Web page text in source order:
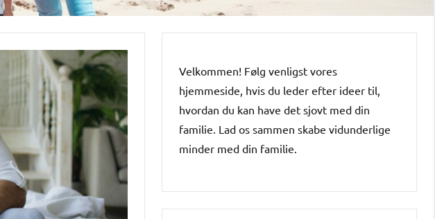
Velkommen! Følg venligst vores
hjemmeside, hvis du leder efter ideer til,
hvordan du kan have det sjovt med din
familie. Lad os sammen skabe vidunderlige
minder med din familie.